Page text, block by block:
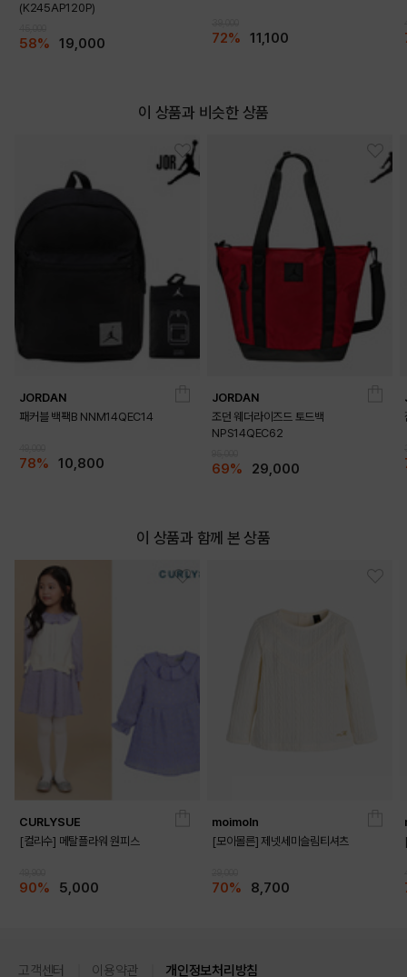
(K245AP120P)
58% 19,000 72% 11,100
이 상품과 비슷한 상품
JORDAN
패커블 백팩B NNM14QEC14
78% 10,800
JORDAN
조던 웨더라이즈드 토드백
NPS14QEC62
69% 29,000
이 상품과 함께 본 상품
CURLYSUE
[컬리수] 메탈플라워 원피스
90% 5,000
moimoln
[모이몰른] 제넷세미슬림티셔츠
70% 8,700
고객센터 이용약관 개인정보처리방침